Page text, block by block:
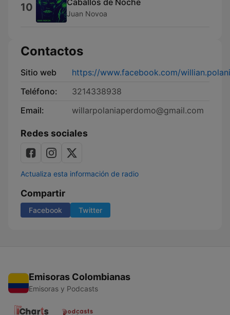
10 Juan Novoa
Contactos
Sitio web
https://www.facebook.com/
Teléfono:
3214338938
Email:
willarpolaniaperdomo@gmail.com
Redes sociales
Actualiza esta información de radio
Compartir
Facebook Twitter
Emisoras Colombianas
Emisoras y Podcasts